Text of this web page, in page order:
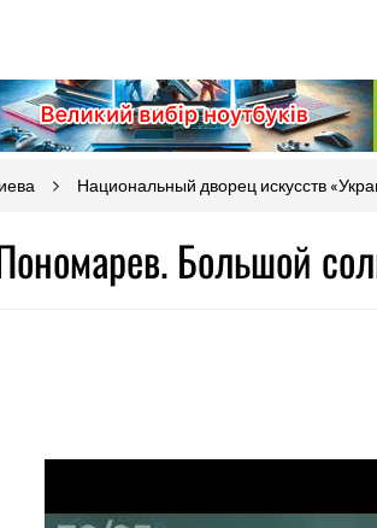
Национальный дворец искусств
Большой